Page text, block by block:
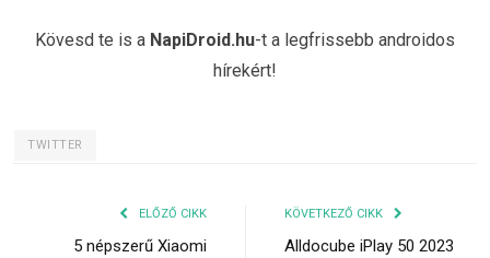
Kövesd te is a NapiDroid.hu-t a legfrissebb androidos
hírekért!
TWITTER
ELŐZŐ CIKK
5 népszerű Xiaomi
KÖVETKEZŐ CIKK
Alldocube iPlay 50 2023